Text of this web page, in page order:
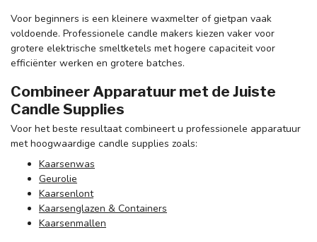
Voor beginners is een kleinere waxmelter of gietpan vaak
voldoende. Professionele candle makers kiezen vaker voor
grotere elektrische smeltketels met hogere capaciteit voor
efficiënter werken en grotere batches.
Combineer Apparatuur met de Juiste
Candle Supplies
Voor het beste resultaat combineert u professionele apparatuur
met hoogwaardige candle supplies zoals:
Kaarsenwas
Geurolie
Kaarsenlont
Kaarsenglazen & Containers
Kaarsenmallen